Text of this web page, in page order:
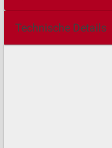
Technische Details